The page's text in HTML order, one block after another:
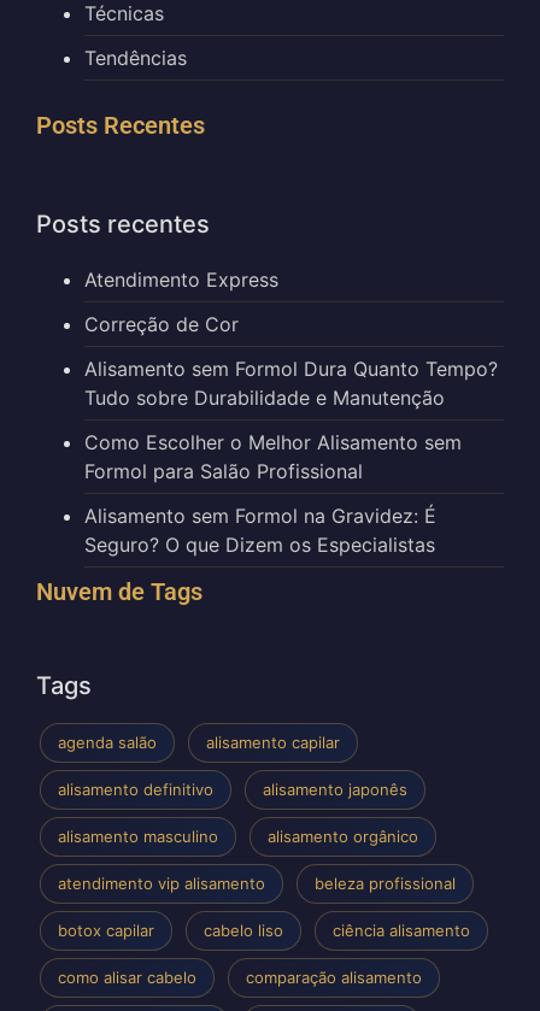
Técnicas
Tendências
Posts Recentes
Posts recentes
Atendimento Express
Correção de Cor
Alisamento sem Formol Dura Quanto Tempo?
Tudo sobre Durabilidade e Manutenção
Como Escolher o Melhor Alisamento sem
Formol para Salão Profissional
Alisamento sem Formol na Gravidez: É
Seguro? O que Dizem os Especialistas
Nuvem de Tags
Tags
agenda salão alisamento capilar
alisamento definitivo alisamento japonês
alisamento masculino alisamento orgânico
atendimento vip alisamento beleza profissional
botox capilar cabelo liso ciência alisamento
como alisar cabelo comparação alisamento